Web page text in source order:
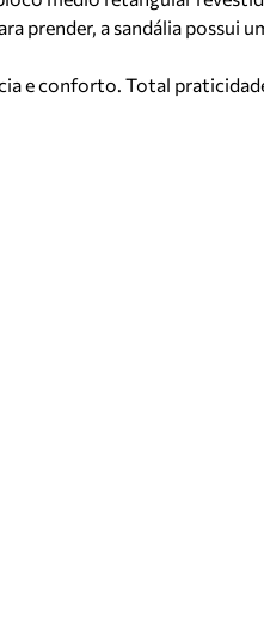
prender, a sandália possui
e conforto. Total